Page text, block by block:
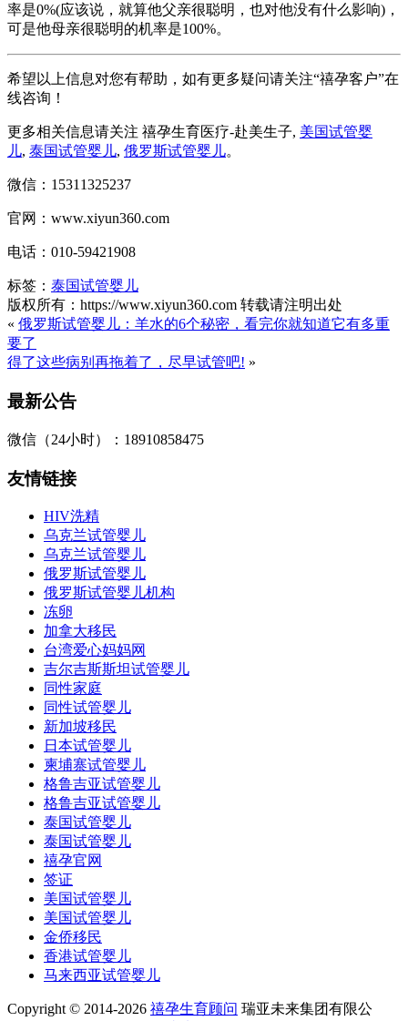
率是0%(应该说，就算他父亲很聪明，也对他没有什么影响)，
可是他母亲很聪明的机率是100%。
希望以上信息对您有帮助，如有更多疑问请关注“禧孕客户”在
线咨询！
更多相关信息请关注 禧孕生育医疗-赴美生子, 美国试管婴
儿, 泰国试管婴儿, 俄罗斯试管婴儿。
微信：15311325237
官网：www.xiyun360.com
电话：010-59421908
标签： 泰国试管婴儿
版权所有：https://www.xiyun360.com 转载请注明出处
« 俄罗斯试管婴儿：羊水的6个秘密，看完你就知道它有多重
要了
得了这些病别再拖着了，尽早试管吧! »
最新公告
微信（24小时）：18910858475
友情链接
HIV洗精
乌克兰试管婴儿
乌克兰试管婴儿
俄罗斯试管婴儿
俄罗斯试管婴儿机构
冻卵
加拿大移民
台湾爱心妈妈网
吉尔吉斯斯坦试管婴儿
同性家庭
同性试管婴儿
新加坡移民
日本试管婴儿
柬埔寨试管婴儿
格鲁吉亚试管婴儿
格鲁吉亚试管婴儿
泰国试管婴儿
泰国试管婴儿
禧孕官网
签证
美国试管婴儿
美国试管婴儿
金侨移民
香港试管婴儿
马来西亚试管婴儿
Copyright © 2014-2026 禧孕生育顾问 瑞亚未来集团有限公